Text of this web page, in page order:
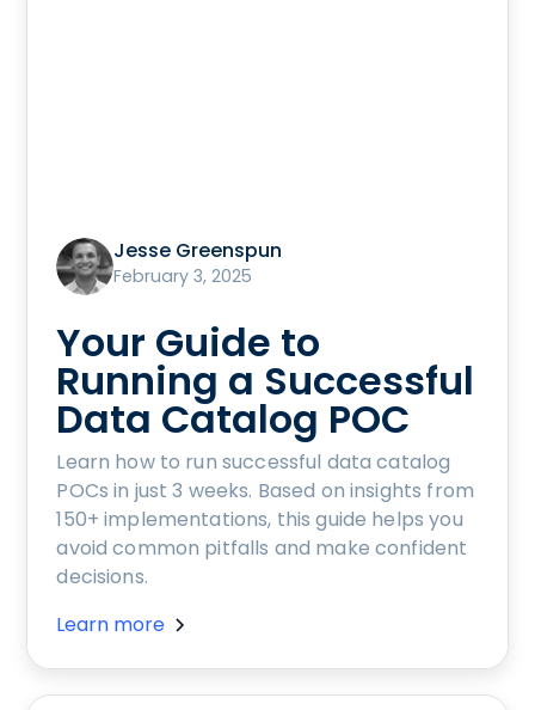
Jesse Greenspun
February 3, 2025
Your Guide to
Running a Successful
Data Catalog POC
Learn how to run successful data catalog
POCs in just 3 weeks. Based on insights from
150+ implementations, this guide helps you
avoid common pitfalls and make confident
decisions.
Learn more